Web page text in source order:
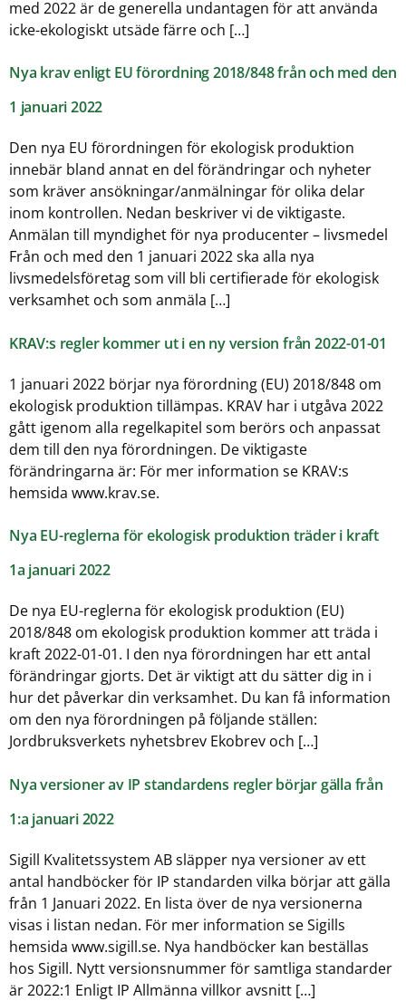
med 2022 är de generella undantagen för att använda
icke-ekologiskt utsäde färre och […]
Nya krav enligt EU förordning 2018/848 från och med den
1 januari 2022
Den nya EU förordningen för ekologisk produktion
innebär bland annat en del förändringar och nyheter
som kräver ansökningar/anmälningar för olika delar
inom kontrollen. Nedan beskriver vi de viktigaste.
Anmälan till myndighet för nya producenter – livsmedel
Från och med den 1 januari 2022 ska alla nya
livsmedelsföretag som vill bli certifierade för ekologisk
verksamhet och som anmäla […]
KRAV:s regler kommer ut i en ny version från 2022-01-01
1 januari 2022 börjar nya förordning (EU) 2018/848 om
ekologisk produktion tillämpas. KRAV har i utgåva 2022
gått igenom alla regelkapitel som berörs och anpassat
dem till den nya förordningen. De viktigaste
förändringarna är: För mer information se KRAV:s
hemsida www.krav.se.
Nya EU-reglerna för ekologisk produktion träder i kraft
1a januari 2022
De nya EU-reglerna för ekologisk produktion (EU)
2018/848 om ekologisk produktion kommer att träda i
kraft 2022-01-01. I den nya förordningen har ett antal
förändringar gjorts. Det är viktigt att du sätter dig in i
hur det påverkar din verksamhet. Du kan få information
om den nya förordningen på följande ställen:
Jordbruksverkets nyhetsbrev Ekobrev och […]
Nya versioner av IP standardens regler börjar gälla från
1:a januari 2022
Sigill Kvalitetssystem AB släpper nya versioner av ett
antal handböcker för IP standarden vilka börjar att gälla
från 1 Januari 2022. En lista över de nya versionerna
visas i listan nedan. För mer information se Sigills
hemsida www.sigill.se. Nya handböcker kan beställas
hos Sigill. Nytt versionsnummer för samtliga standarder
är 2022:1 Enligt IP Allmänna villkor avsnitt […]